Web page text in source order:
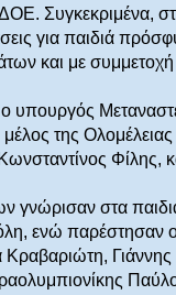
Συγκεκριμένα,
για παιδιά
και με
υπουργός
της
γνώρισαν στα
ενώ παρέστησαν